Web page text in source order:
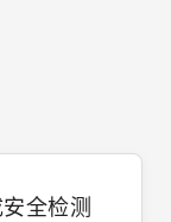
全检测